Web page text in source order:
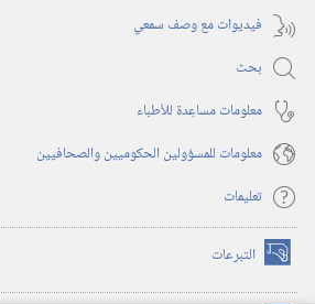
فيديوات مع وصف سمعي
بحث
معلومات مساعِدة للأطباء
معلومات للمسؤولين الحكوميين والصحافيين
تعليمات
التبرعات (يفتح
نافذة